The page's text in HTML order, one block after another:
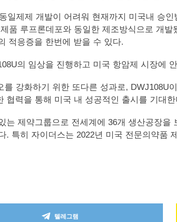
제제 개발이 어려워 현재까지 미국내 승
품 루프론데포와 동일한 제조방식으로 개
응증을 한번에 받을 수 있다.
의 임상을 진행하고 미국 항암제 시장에
강화하기 위한 또다른 성과로, DWJ108U
협력을 통해 미국 내 성공적인 출시를 기대한
제약그룹으로 전세계에 36개 생산공장
특히 자이더스는 2022년 미국 전문의약품
텔레그램